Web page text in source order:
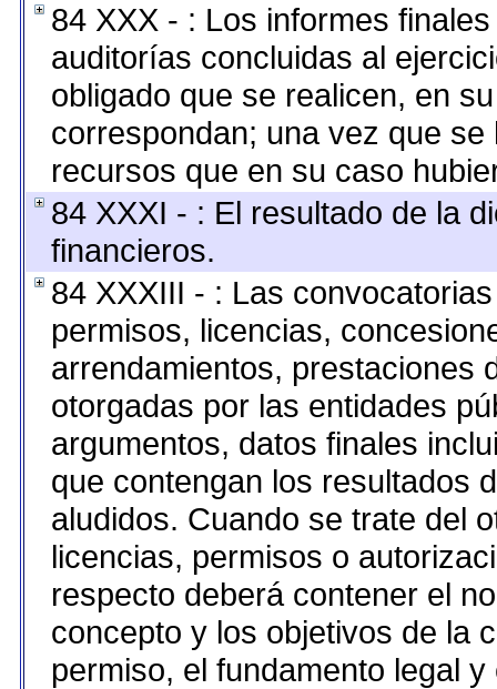
84 XXX - : Los informes
auditorías concluidas al
obligado que se realicen, en
correspondan; una vez que
recursos que en su caso
84 XXXI - : El resultado de la
financieros.
84 XXXIII - : Las
permisos, licencias,
arrendamientos, prestaciones
otorgadas por las entidades
argumentos, datos finales
que contengan los resultados
aludidos. Cuando se trate del
licencias, permisos o
respecto deberá contener el
concepto y los objetivos de la
permiso, el fundamento legal